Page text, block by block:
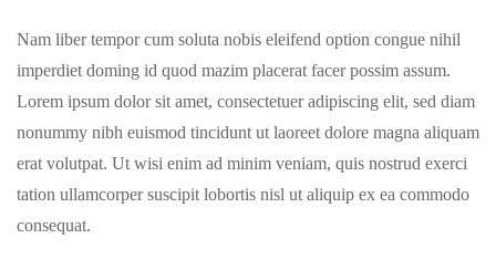
Nam liber tempor cum soluta nobis eleifend option congue nihil
imperdiet doming id quod mazim placerat facer possim assum.
Lorem ipsum dolor sit amet, consectetuer adipiscing elit, sed diam
nonummy nibh euismod tincidunt ut laoreet dolore magna aliquam
erat volutpat. Ut wisi enim ad minim veniam, quis nostrud exerci
tation ullamcorper suscipit lobortis nisl ut aliquip ex ea commodo
consequat.